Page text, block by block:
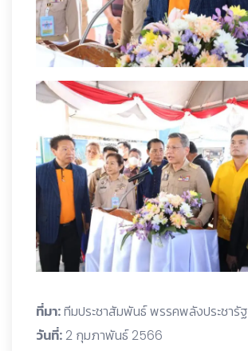
ที่มา:ทีมประชาสัมพันธ์ พรรคพลังประชารัฐ
วันที่: 2 กุมภาพันธ์ 2566